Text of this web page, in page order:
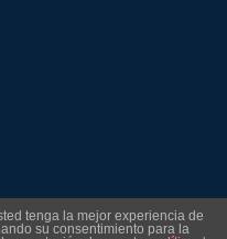
tenga la mejor experiencia de
su consentimiento para la